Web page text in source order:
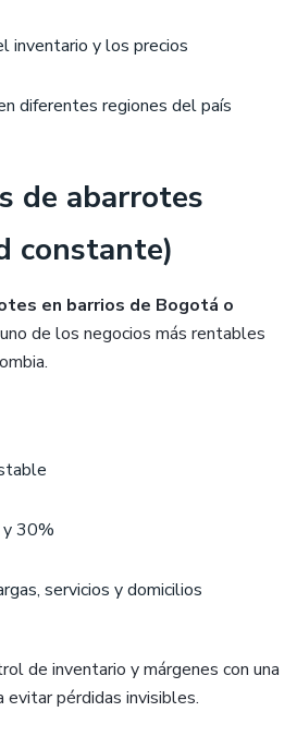
inventario y los precios
diferentes regiones del país
de abarrotes
constante)
en barrios de Bogotá o
de los negocios más rentables
30%
servicios y domicilios
de inventario y márgenes con una
evitar pérdidas invisibles.